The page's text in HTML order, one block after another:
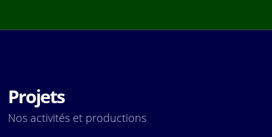
Projets
Nos activités et productions